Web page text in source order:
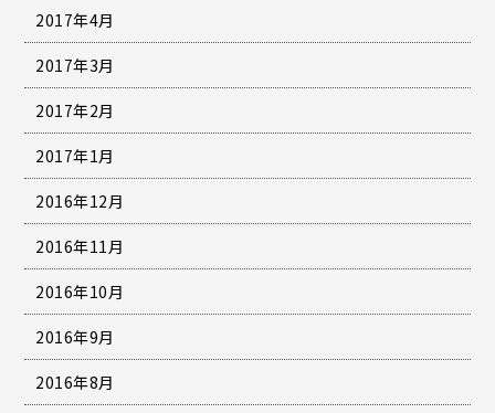
2017年4月
2017年3月
2017年2月
2017年1月
2016年12月
2016年11月
2016年10月
2016年9月
2016年8月